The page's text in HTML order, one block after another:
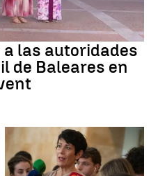
a las autoridades
de Baleares en